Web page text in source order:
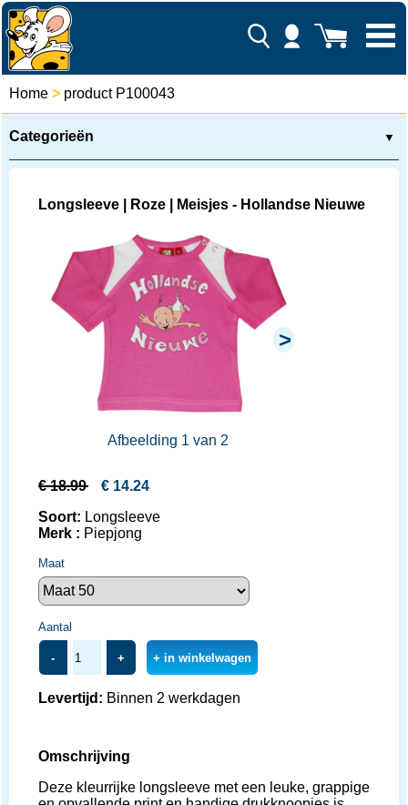
Home > product P100043
Categorieën ▼
Longsleeve | Roze | Meisjes - Hollandse Nieuwe
>
Afbeelding 1 van 2
€18.99 € 14.24
Soort: Longsleeve
Merk : Piepjong
Maat
Aantal
- + + in winkelwagen
Levertijd: Binnen 2 werkdagen
Omschrijving
Deze kleurrijke longsleeve met een leuke, grappige